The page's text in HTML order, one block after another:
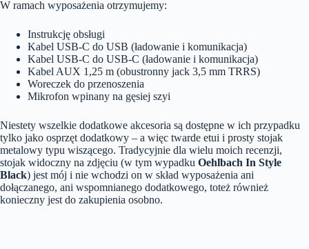
W ramach wyposażenia otrzymujemy:
Instrukcję obsługi
Kabel USB-C do USB (ładowanie i komunikacja)
Kabel USB-C do USB-C (ładowanie i komunikacja)
Kabel AUX 1,25 m (obustronny jack 3,5 mm TRRS)
Woreczek do przenoszenia
Mikrofon wpinany na gęsiej szyi
Niestety wszelkie dodatkowe akcesoria są dostępne w ich przypadku
tylko jako osprzęt dodatkowy – a więc twarde etui i prosty stojak
metalowy typu wiszącego. Tradycyjnie dla wielu moich recenzji,
stojak widoczny na zdjęciu (w tym wypadku Oehlbach In Style
Black) jest mój i nie wchodzi on w skład wyposażenia ani
dołączanego, ani wspomnianego dodatkowego, toteż również
konieczny jest do zakupienia osobno.